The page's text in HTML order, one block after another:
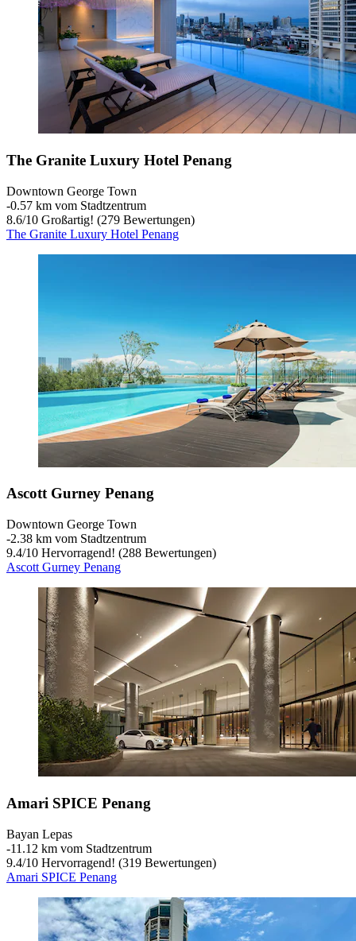
The Granite Luxury Hotel Penang
Downtown George Town
‐0.57 km vom Stadtzentrum
8.6/10 Großartig! (279 Bewertungen)
The Granite Luxury Hotel Penang
Ascott Gurney Penang
Downtown George Town
‐2.38 km vom Stadtzentrum
9.4/10 Hervorragend! (288 Bewertungen)
Ascott Gurney Penang
Amari SPICE Penang
Bayan Lepas
‐11.12 km vom Stadtzentrum
9.4/10 Hervorragend! (319 Bewertungen)
Amari SPICE Penang